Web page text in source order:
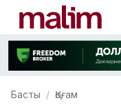
Басты Қоғам